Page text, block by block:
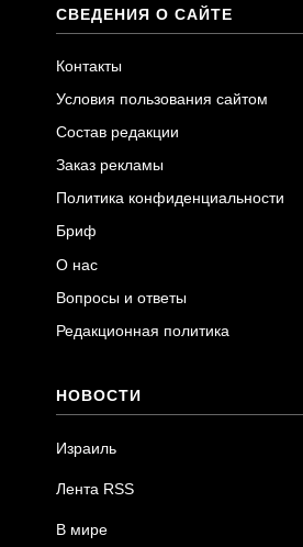
СВЕДЕНИЯ О САЙТЕ
Контакты
Условия пользования сайтом
Состав редакции
Заказ рекламы
Политика конфиденциальности
Бриф
О нас
Вопросы и ответы
Редакционная политика
НОВОСТИ
Израиль
Лента RSS
В мире